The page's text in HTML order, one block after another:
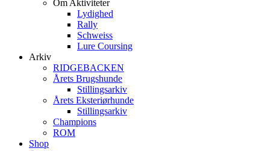
Om Aktiviteter
Lydighed
Rally
Schweiss
Lure Coursing
Arkiv
RIDGEBACKEN
Årets Brugshunde
Stillingsarkiv
Årets Eksteriørhunde
Stillingsarkiv
Champions
ROM
Shop